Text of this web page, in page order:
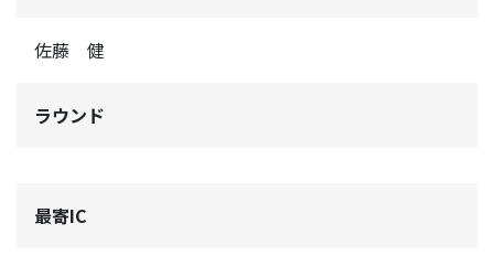
佐藤 健
ラウンド
最寄IC